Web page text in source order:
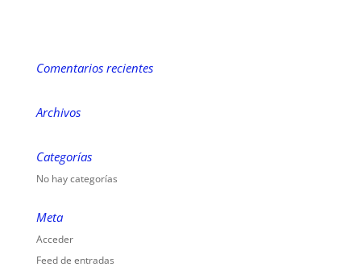
Comentarios recientes
Archivos
Categorías
No hay categorías
Meta
Acceder
Feed de entradas